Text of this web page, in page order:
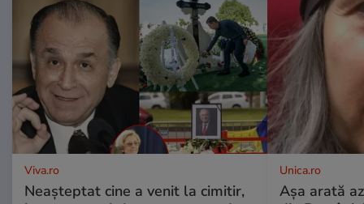
Viva.ro
Neașteptat cine a venit la cimitir,
Unica.ro
Așa arată